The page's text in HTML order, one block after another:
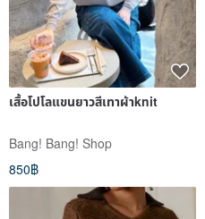
เสื้อโปโลแขนยาวสีเทาผ้าknit
Bang! Bang! Shop
850฿